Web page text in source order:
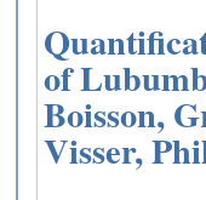
of
Boisson,
Visser,